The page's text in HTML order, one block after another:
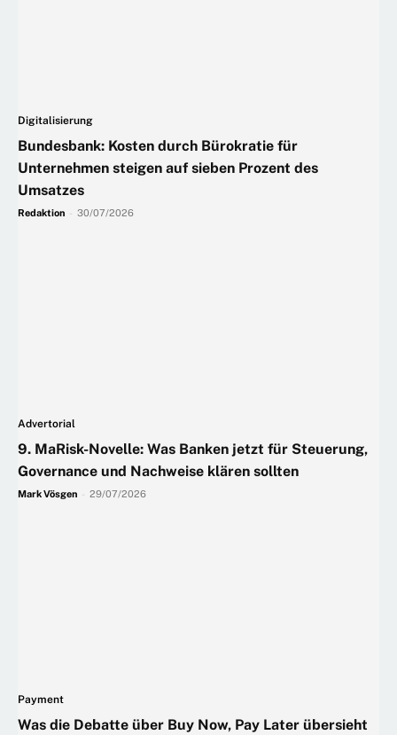
Digitalisierung
Bundesbank: Kosten durch Bürokratie für
Unternehmen steigen auf sieben Prozent des
Umsatzes
Redaktion 30/07/2026
Advertorial
9. MaRisk-Novelle: Was Banken jetzt für Steuerung,
Governance und Nachweise klären sollten
Mark Vösgen 29/07/2026
Payment
Was die Debatte über Buy Now, Pay Later übersieht